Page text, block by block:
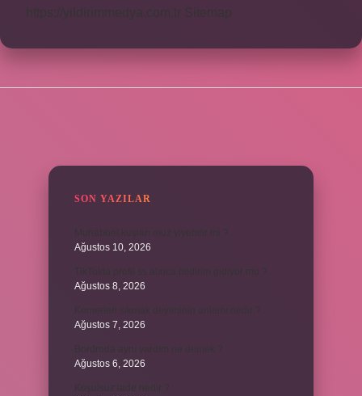
https://yildirimmedya.com.tr Sitemap
SON YAZILAR
Ağustos 10, 2026
Ağustos 8, 2026
Ağustos 7, 2026
Ağustos 6, 2026